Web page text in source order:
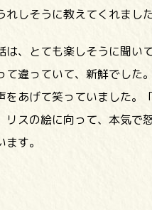
しそうに教えてくれました
、とても楽しそうに聞い
違っていて、新鮮でした
あげて笑っていました。
スの絵に向って、本気で
す。